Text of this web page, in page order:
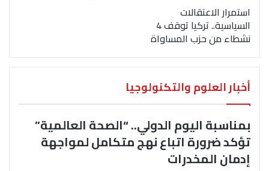
استمرار الاعتقالات
السياسية.. تركيا توقف 4
نشطاء من حزب المساواة
أخبار العلوم والتكنولوجيا
بمناسبة اليوم الدولي.. “الصحة العالمية”
تؤكد ضرورة اتباع نهج متكامل لمواجهة
إدمان المخدرات